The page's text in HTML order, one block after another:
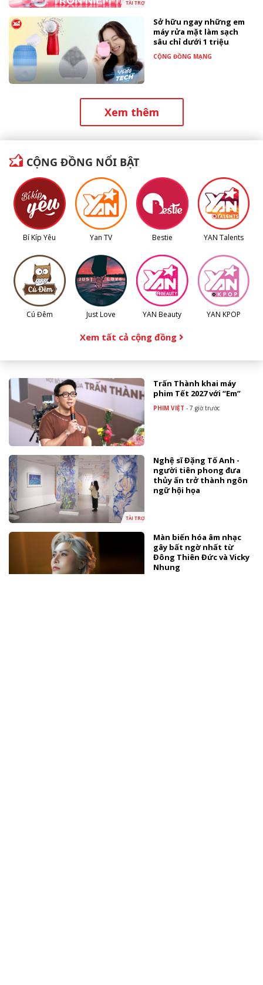
TÀI TRỢ
Sở hữu ngay những em
máy rửa mặt làm sạch
sâu chỉ dưới 1 triệu
CỘNG ĐỒNG MẠNG
Xem thêm
CỘNG ĐỒNG NỔI BẬT
Bí Kíp Yêu Yan TV Bestie YAN Talents
Cú Đêm Just Love YAN Beauty YAN KPOP
Xem tất cả cộng đồng
Trấn Thành khai máy
phim Tết 2027 với “Em”
PHIM VIỆT -7 giờ trước
TÀI TRỢ
Nghệ sĩ Đặng Tố Anh -
người tiên phong đưa
thủy ấn trở thành ngôn
ngữ hội họa
Màn biến hóa âm nhạc
gây bất ngờ nhất từ
Đông Thiên Đức và Vicky
Nhung